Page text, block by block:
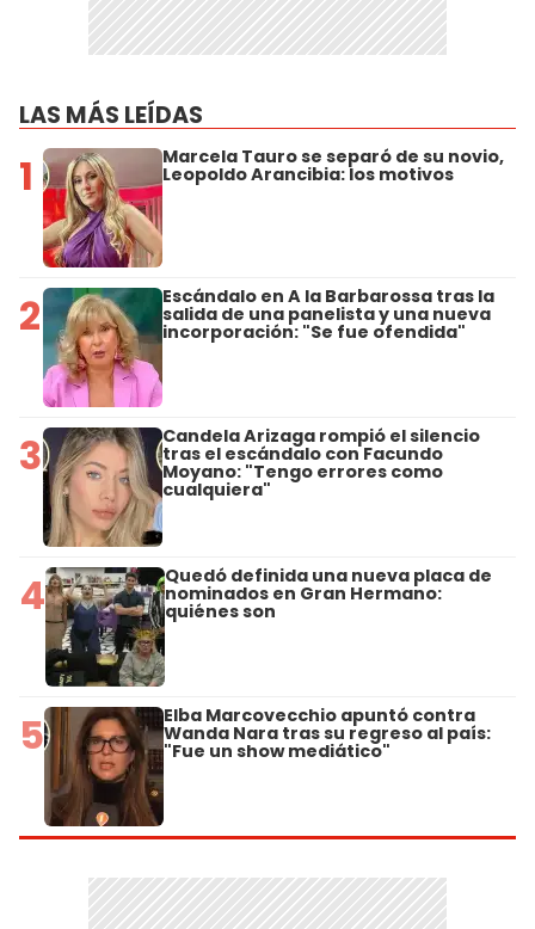
LAS MÁS LEÍDAS
1 Marcela Tauro se separó de su novio,
Leopoldo Arancibia: los motivos
2 Escándalo en A la Barbarossa tras la
salida de una panelista y una nueva
incorporación: "Se fue ofendida"
3 Candela Arizaga rompió el silencio
tras el escándalo con Facundo
Moyano: "Tengo errores como
cualquiera"
4 Quedó definida una nueva placa de
nominados en Gran Hermano:
quiénes son
5 Elba Marcovecchio apuntó contra
Wanda Nara tras su regreso al país:
"Fue un show mediático"